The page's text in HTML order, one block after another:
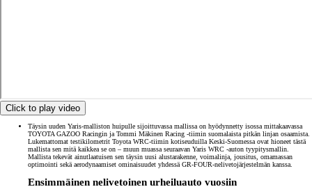
Click to play video
Täysin uuden Yaris-malliston huipulle sijoittuvassa mallissa on hyödynnetty isossa mittakaavassa
TOYOTA GAZOO Racingin ja Tommi Mäkinen Racing -tiimin suomalaista pitkän linjan osaamista.
Lukemattomat testikilometrit Toyota WRC-tiimin kotiseuduilla Keski-Suomessa ovat hioneet tästä
mallista sen mitä kaikkea se on – muun muassa seuraavan Yaris WRC -auton tyypitysmallin.
Mallista tekevät ainutlaatuisen sen täysin uusi alustarakenne, voimalinja, jousitus, omamassan
optimointi sekä aerodynaamiset ominaisuudet yhdessä GR-FOUR-nelivetojärjestelmän kanssa.
Ensimmäinen nelivetoinen urheiluauto vuosiin